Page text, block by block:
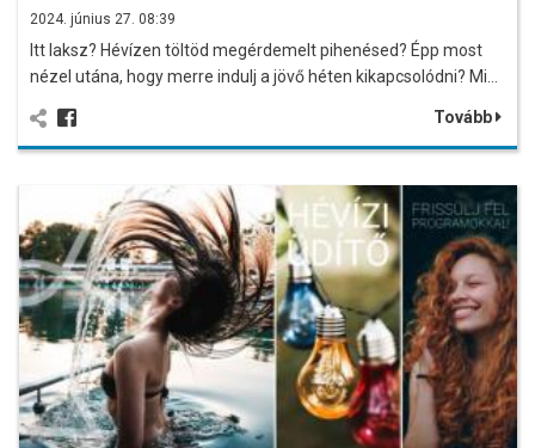
2024. június 27. 08:39
Itt laksz? Hévízen töltöd megérdemelt pihenésed? Épp most
nézel utána, hogy merre indulj a jövő héten kikapcsolódni? Mi…
Tovább